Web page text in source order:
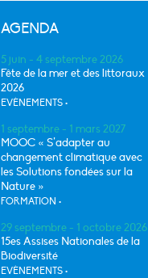
AGENDA
5 juin - 4 septembre 2026
Fête de la mer et des littoraux
2026
EVÈNEMENTS •
1 septembre - 1 mars 2027
MOOC « S’adapter au
changement climatique avec
les Solutions fondées sur la
Nature »
FORMATION •
29 septembre - 1 octobre 2026
15es Assises Nationales de la
Biodiversité
EVÈNEMENTS •